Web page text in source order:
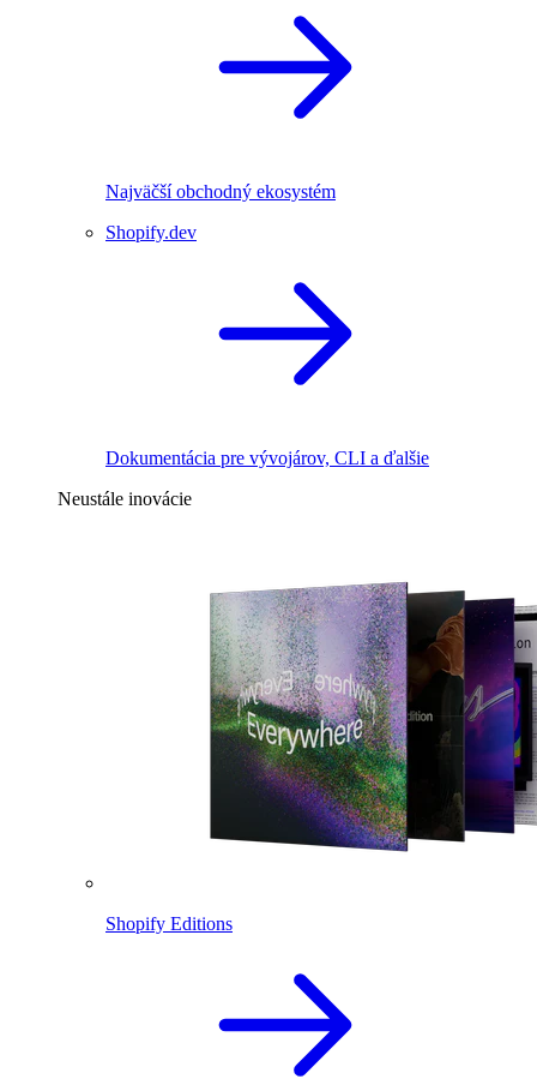
Najväčší obchodný ekosystém
Shopify.dev
Dokumentácia pre vývojárov, CLI a ďalšie
Neustále inovácie
Shopify Editions